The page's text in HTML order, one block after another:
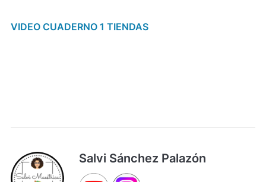
VIDEO CUADERNO 1 TIENDAS
Salvi Sánchez Palazón